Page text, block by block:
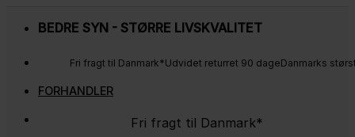
BEDRE SYN - STØRRE LIVSKVALITET
Fri fragt til Danmark*Udvidet returret 90 dageDanmarks
FORHANDLER
Fri fragt til Danmark*